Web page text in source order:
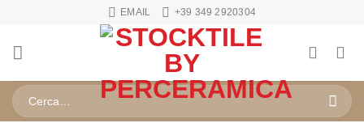
contenuti
EMAIL +39 349 2920304
Cerca: